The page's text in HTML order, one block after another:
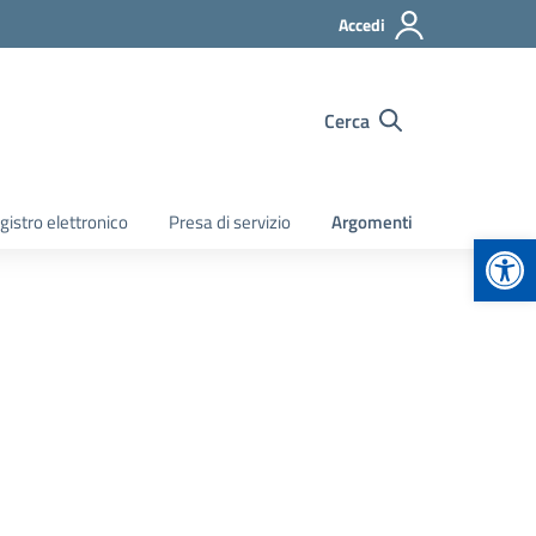
Accedi
Cerca
elettronico Presa di servizio Argomenti